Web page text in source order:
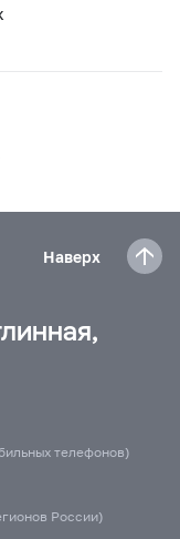
Наверх
телефонов)
России)